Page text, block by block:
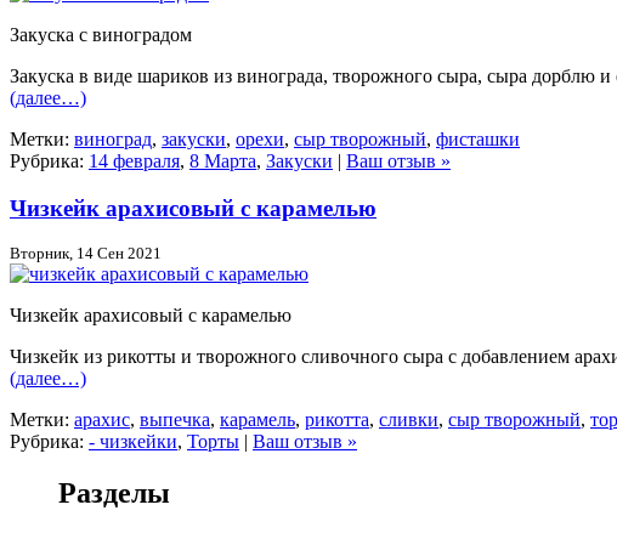
Закуска с виноградом
Закуска в виде шариков из винограда, творожного сыра, сыра дорблю
(далее…)
Метки: виноград, закуски, орехи, сыр творожный, фисташки
Рубрика: 14 февраля, 8 Марта, Закуски | Ваш отзыв »
Чизкейк арахисовый с карамелью
Вторник, 14 Сен 2021
Чизкейк арахисовый с карамелью
Чизкейк из рикотты и творожного сливочного сыра с добавлением
(далее…)
Метки: арахис, выпечка, карамель, рикотта, сливки, сыр творожный,
Рубрика: - чизкейки, Торты | Ваш отзыв »
Разделы